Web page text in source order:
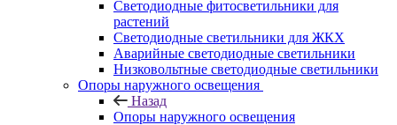
Светодиодные фитосветильники для
растений
Светодиодные светильники для ЖКХ
Аварийные светодиодные светильники
Низковольтные светодиодные светильники
Опоры наружного освещения
Назад
Опоры наружного освещения